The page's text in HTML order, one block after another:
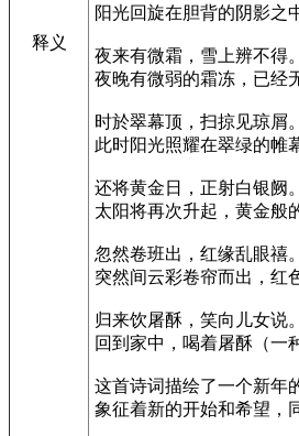
释义
阳光回旋在胆背的阴影之
夜来有微霜，雪上辨不得。
夜晚有微弱的霜冻，已经
时於翠幕顶，扫掠见琼屑。
此时阳光照耀在翠绿的帷
还将黄金日，正射白银阙。
太阳将再次升起，黄金般
忽然卷班出，红缘乱眼禧。
突然间云彩卷帘而出，红
归来饮屠酥，笑向儿女说。
回到家中，喝着屠酥（一
这首诗词描绘了一个新年
象征着新的开始和希望，